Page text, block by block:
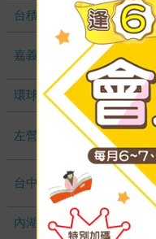
台積店
嘉義耐斯店
環球店
左營店
台中秀泰店
內湖大潤發